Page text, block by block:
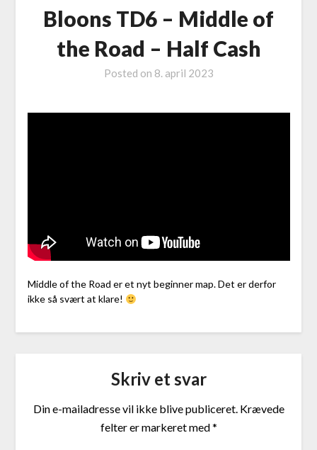
Bloons TD6 – Middle of
the Road – Half Cash
Posted on 8. april 2023
Middle of the Road er et nyt beginner map. Det er derfor
ikke så svært at klare!
Skriv et svar
Din e-mailadresse vil ikke blive publiceret. Krævede
felter er markeret med*